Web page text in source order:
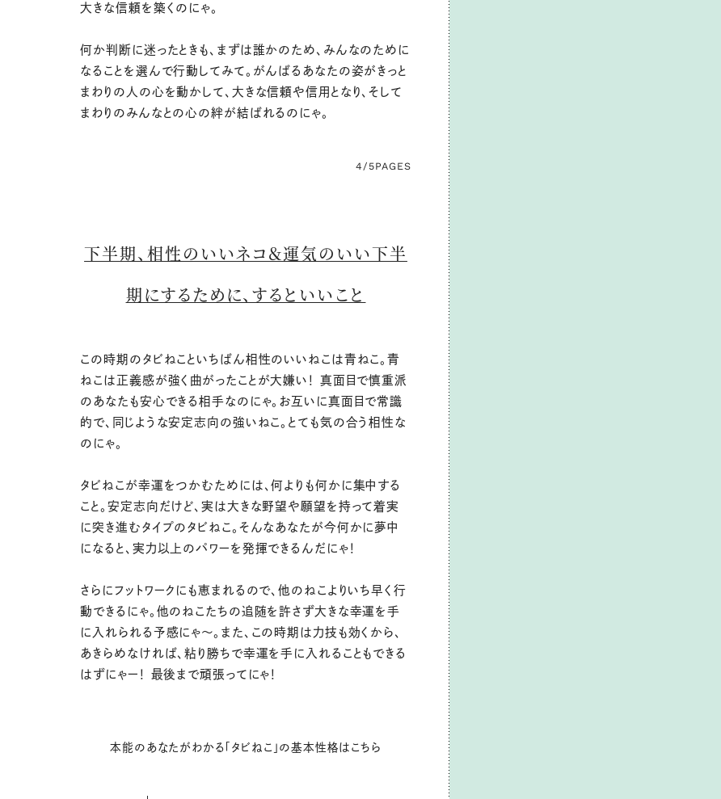
大きな信頼を築くのにゃ。
何か判断に迷ったときも、まずは誰かのため、みんなのために
なることを選んで行動してみて。がんばるあなたの姿がきっと
まわりの人の心を動かして、大きな信頼や信用となり、そして
まわりのみんなとの心の絆が結ばれるのにゃ。
4/5PAGES
下半期、相性のいいネコ＆運気のいい下半
期にするために、するといいこと
この時期のタビねこといちばん相性のいいねこは青ねこ。青
ねこは正義感が強く曲がったことが大嫌い！ 真面目で慎重派
のあなたも安心できる相手なのにゃ。お互いに真面目で常識
的で、同じような安定志向の強いねこ。とても気の合う相性な
のにゃ。
タビねこが幸運をつかむためには、何よりも何かに集中する
こと。安定志向だけど、実は大きな野望や願望を持って着実
に突き進むタイプのタビねこ。そんなあなたが今何かに夢中
になると、実力以上のパワーを発揮できるんだにゃ！
さらにフットワークにも恵まれるので、他のねこよりいち早く行
動できるにゃ。他のねこたちの追随を許さず大きな幸運を手
に入れられる予感にゃ〜。また、この時期は力技も効くから、
あきらめなければ、粘り勝ちで幸運を手に入れることもできる
はずにゃー！ 最後まで頑張ってにゃ！
本能のあなたがわかる「タビねこ」の基本性格はこちら